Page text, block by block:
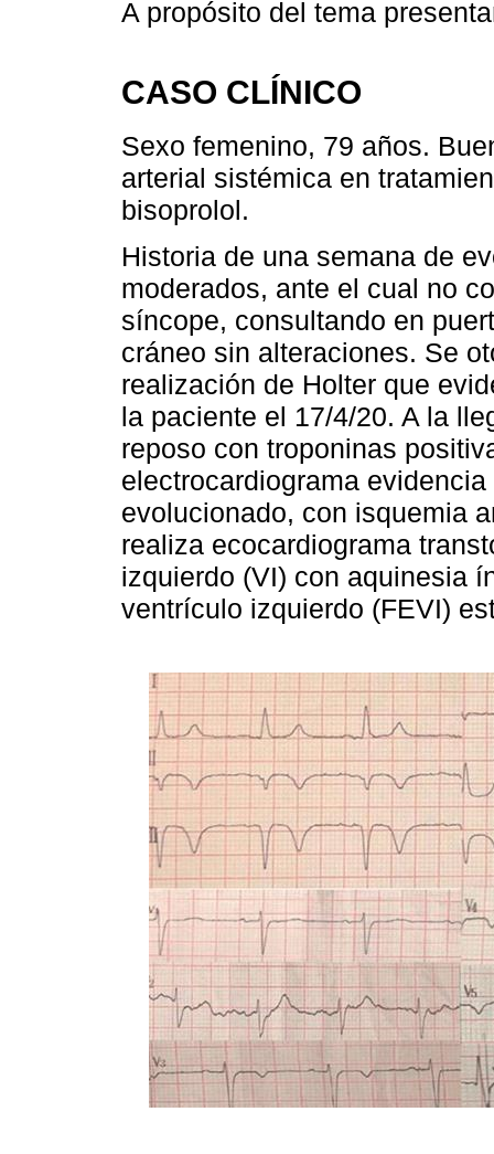
A propósito del tema
CASO CLÍNICO
Sexo femenino, 79 años.
arterial sistémica en
bisoprolol.
Historia de una semana de
moderados, ante el cual no
síncope, consultando en
cráneo sin alteraciones. Se
realización de Holter que
la paciente el 17/4/20. A la
reposo con troponinas
electrocardiograma
evolucionado, con isquemia
realiza ecocardiograma
izquierdo (VI) con aquinesia
ventrículo izquierdo (FEVI)